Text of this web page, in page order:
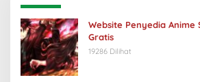
Website Penyedia Anime
Gratis
19286 Dilihat